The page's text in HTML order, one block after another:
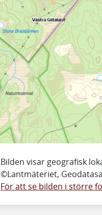
Bilden visar geografisk
©Lantmäteriet,
För att se bilden i större